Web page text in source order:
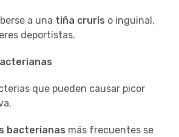
a una tiña cruris o inguinal,
deportistas.
que pueden causar picor
bacterianas más frecuentes se